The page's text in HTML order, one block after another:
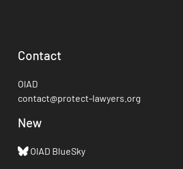
Contact
OIAD
contact@protect-lawyers.org
New
OIAD BlueSky